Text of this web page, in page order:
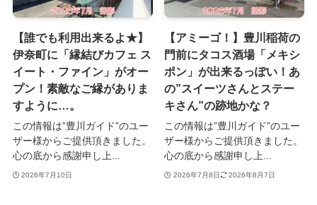
【誰でも利用出来るよ★】
伊奈町に「縁結びカフェ ス
イート・ファイン」がオー
プン！素敵なご縁がありま
すように…。
この情報は”豊川ガイド”のユー
ザー様からご提供頂きました。
心の底から感謝申し上...
2026年7月10日
【アミーゴ！】豊川稲荷の
門前にタコス酒場「メキシ
ポン」が出来るっぽい！あ
の”スイーツさんとステー
キさん”の跡地かな？
この情報は”豊川ガイド”のユー
ザー様からご提供頂きました。
心の底から感謝申し上...
2026年7月8日 2026年8月7日